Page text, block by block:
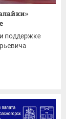
поддержке